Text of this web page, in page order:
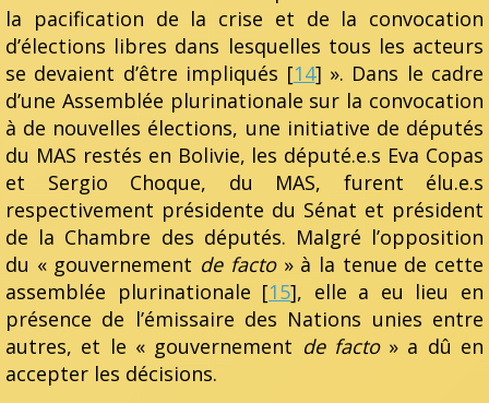
la pacification de la crise et de la convocation
d’élections libres dans lesquelles tous les acteurs
se devaient d’être impliqués [14] ». Dans le cadre
d’une Assemblée plurinationale sur la convocation
à de nouvelles élections, une initiative de députés
du MAS restés en Bolivie, les député.e.s Eva Copas
et Sergio Choque, du MAS, furent élu.e.s
respectivement présidente du Sénat et président
de la Chambre des députés. Malgré l’opposition
du « gouvernement de facto» à la tenue de cette
assemblée plurinationale [15], elle a eu lieu en
présence de l’émissaire des Nations unies entre
autres, et le « gouvernement de facto» a dû en
accepter les décisions.